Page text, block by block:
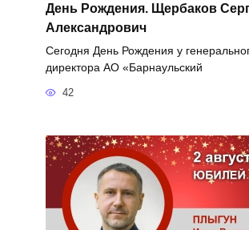
День Рождения. Щербаков
Александрович
Сегодня День Рождения у
директора АО «Барнаульский
42